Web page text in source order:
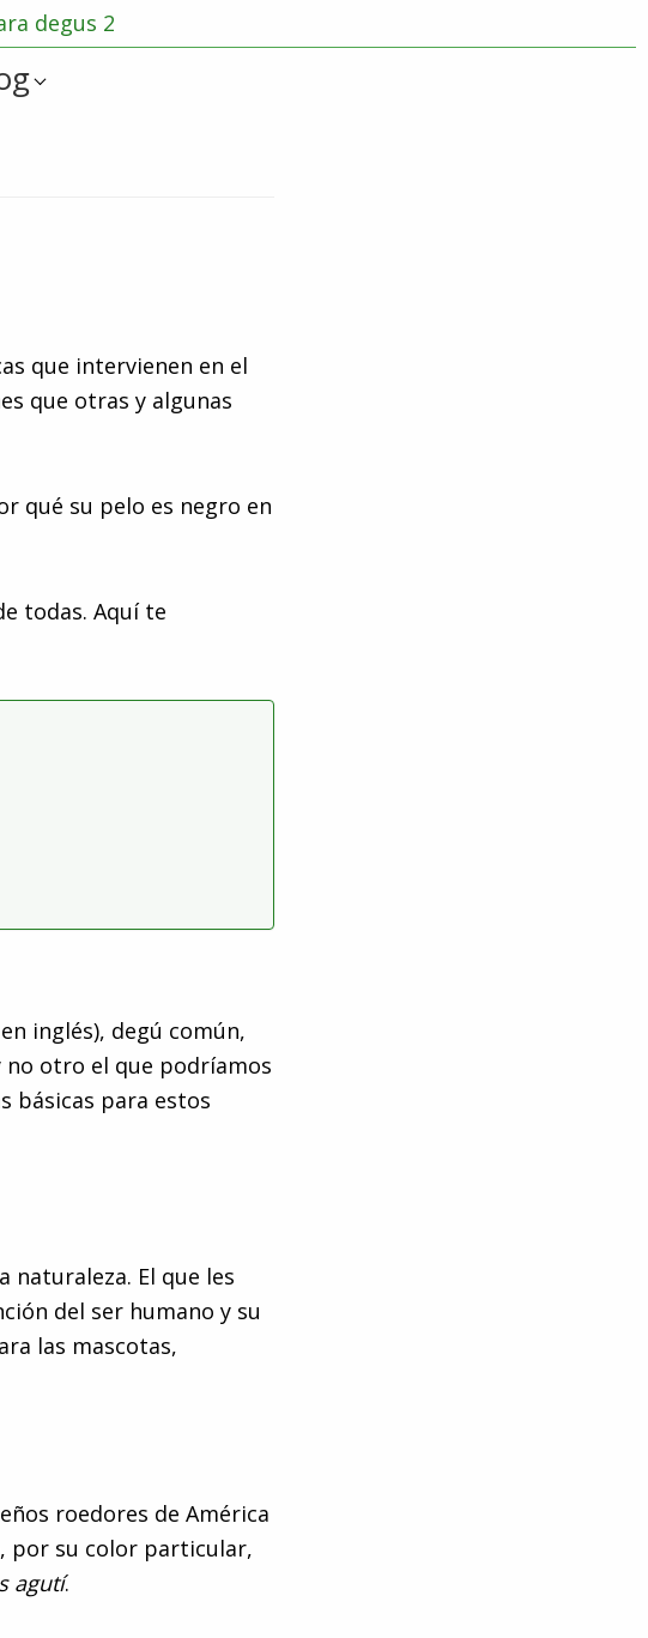
que intervienen en el
que otras y algunas
qué su pelo es negro en
todas. Aquí te
inglés), degú común,
otro el que podríamos
básicas para estos
naturaleza. El que les
del ser humano y su
las mascotas,
roedores de América
por su color particular,
agutí.